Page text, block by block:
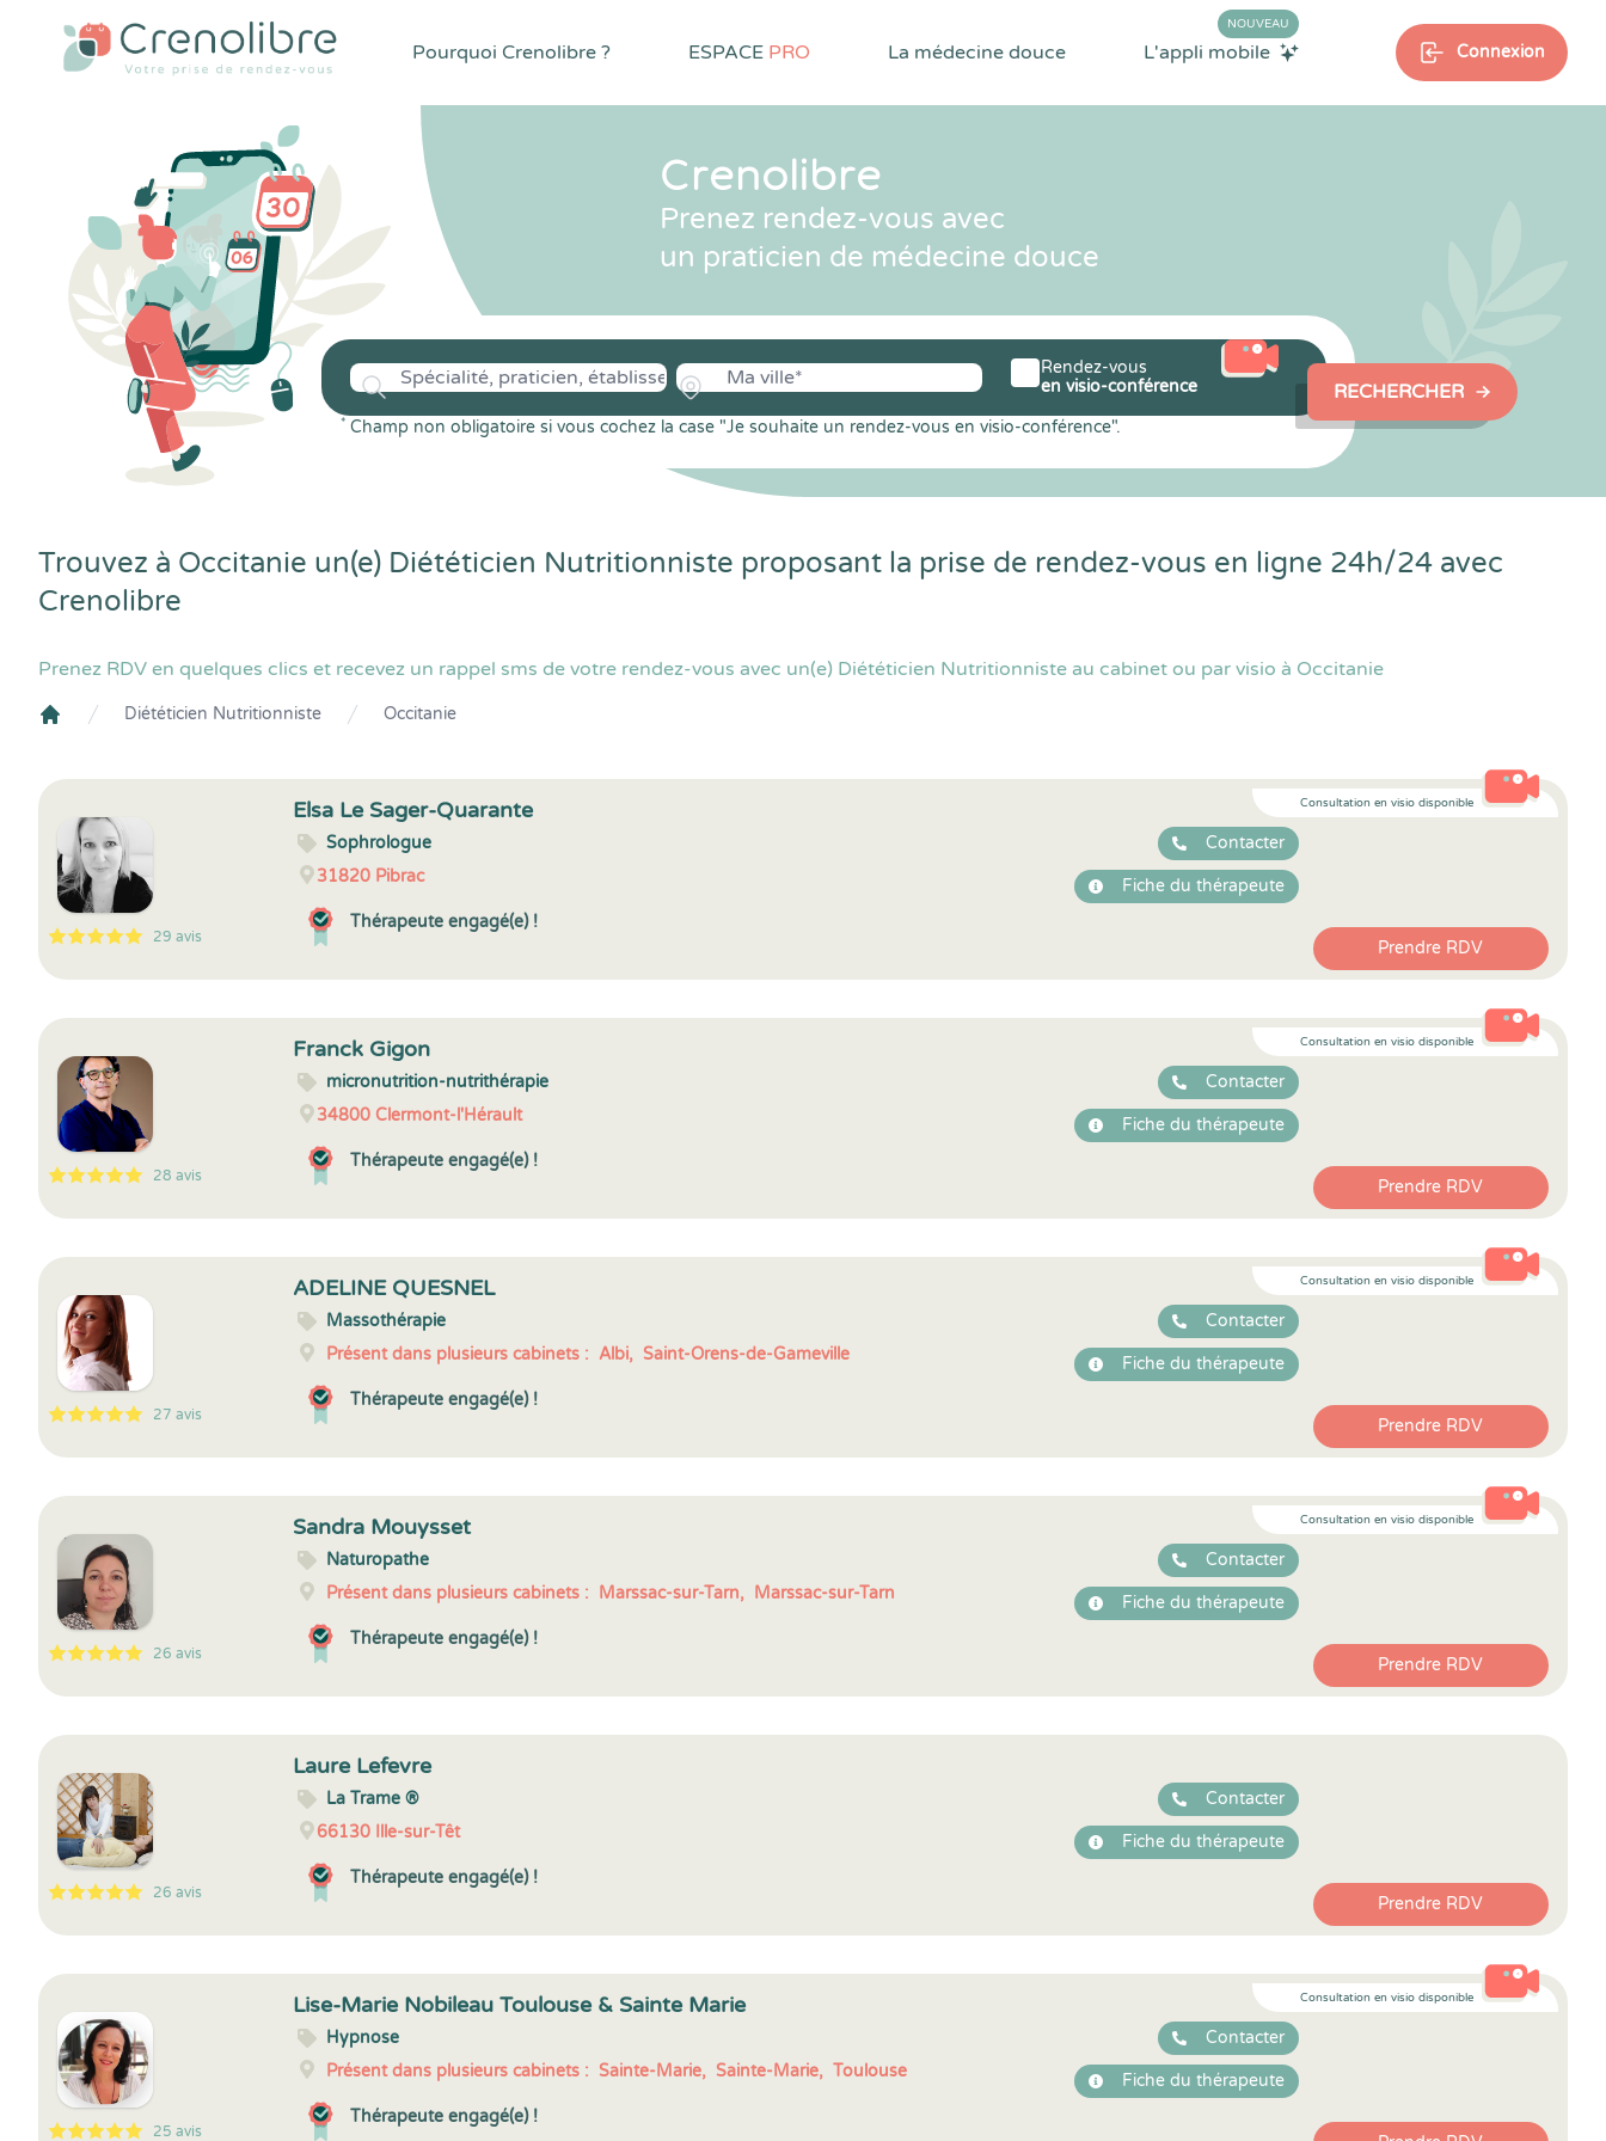
Pourquoi Crenolibre ? ESPACE PRO La médecine douce L'appli mobile
NOUVEAU
Connexion
Crenolibre
Prenez rendez-vous avec
un praticien de médecine douce
* Champ non obligatoire si vous cochez la case "Je souhaite un rendez-vous en visio-conférence".
Rendez-vous
en visio-conférence
RECHERCHER
Trouvez à Occitanie un(e) Diététicien Nutritionniste proposant la prise de rendez-vous en ligne 24h/24 avec
Crenolibre
Prenez RDV en quelques clics et recevez un rappel sms de votre rendez-vous avec un(e) Diététicien Nutritionniste au cabinet ou par visio à Occitanie
Diététicien Nutritionniste Occitanie
Consultation en visio disponible
5
1
5
29 29 avis
Elsa Le Sager-Quarante
Sophrologue
31820 Pibrac
Thérapeute engagé(e) !
Contacter
Fiche du thérapeute
Prendre RDV
Consultation en visio disponible
5
1
5
28 28 avis
Franck Gigon
micronutrition-nutrithérapie
34800Clermont-l'Hérault
Thérapeute engagé(e) !
Contacter
Fiche du thérapeute
Prendre RDV
Consultation en visio disponible
5
1
5
27 27 avis
ADELINE QUESNEL
Massothérapie
Présent dans plusieurs cabinets : Albi, Saint-Orens-de-Gameville
Thérapeute engagé(e) !
Contacter
Fiche du thérapeute
Prendre RDV
Consultation en visio disponible
5
1
5
26 26 avis
Sandra Mouysset
Naturopathe
Présent dans plusieurs cabinets : Marssac-sur-Tarn, Marssac-sur-Tarn
Thérapeute engagé(e) !
Contacter
Fiche du thérapeute
Prendre RDV
5
1
5
26 26 avis
Laure Lefevre
La Trame ®
66130 Ille-sur-Têt
Thérapeute engagé(e) !
Contacter
Fiche du thérapeute
Prendre RDV
Consultation en visio disponible
25 avis
Lise-Marie Nobileau Toulouse & Sainte Marie
Hypnose
Présent dans plusieurs cabinets : Sainte-Marie, Sainte-Marie, Toulouse
Thérapeute engagé(e) !
Contacter
Fiche du thérapeute